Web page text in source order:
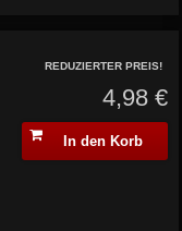
REDUZIERTER PREIS!
4,98 €
In den Korb